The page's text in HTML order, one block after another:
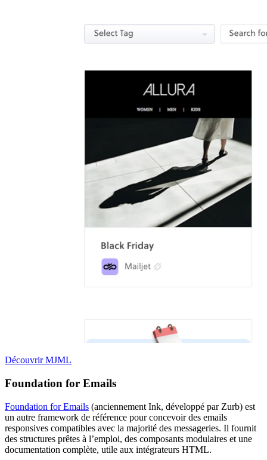
Découvrir MJML
Foundation for Emails
Foundation for Emails (anciennement Ink, développé par Zurb) est
un autre framework de référence pour concevoir des emails
responsives compatibles avec la majorité des messageries. Il fournit
des structures prêtes à l’emploi, des composants modulaires et une
documentation complète, utile aux intégrateurs HTML.